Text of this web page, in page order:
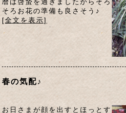
そろお花の準備も良さそう♪
[全文を表示]
春の気配♪
お日さまが顔を出すとほっとす